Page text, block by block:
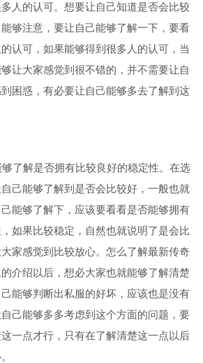
人的认可。想要让自己知道是否会比较
够注意，要让自己能够了解一下，要看
认可，如果能够得到很多人的认可，当
让大家感觉到很不错的，并不需要让自
困惑，有必要让自己能够多去了解到这
了解是否拥有比较良好的稳定性。在选
己能够了解到是否会比较好，一般也就
能够了解下，应该要看看是否能够拥有
如果比较稳定，自然也就说明了是会比
家感觉到比较放心。怎么了解最新传奇
介绍以后，想必大家也就能够了解清楚
能够判断出私服的好坏，应该也是没有
己能够多多考虑到这个方面的问题，要
一点才行，只有在了解清楚这一点以后